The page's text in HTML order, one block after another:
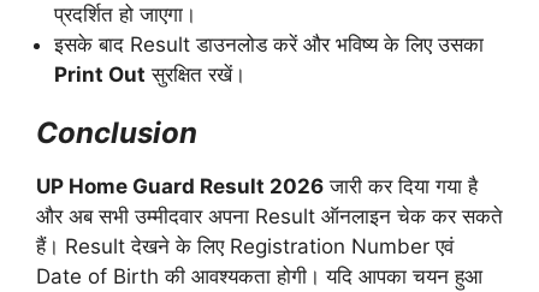
प्रदर्शित हो जाएगा।
इसके बाद Result डाउनलोड करें और भविष्य के लिए उसका
Print Out सुरक्षित रखें।
Conclusion
UP Home Guard Result 2026 जारी कर दिया गया है
और अब सभी उम्मीदवार अपना Result ऑनलाइन चेक कर सकते
हैं। Result देखने के लिए Registration Number एवं
Date of Birth की आवश्यकता होगी। यदि आपका चयन हुआ